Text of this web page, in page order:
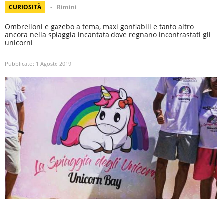
CURIOSITÀ Rimini
Ombrelloni e gazebo a tema, maxi gonfiabili e tanto altro
ancora nella spiaggia incantata dove regnano incontrastati gli
unicorni
Pubblicato: 1 Agosto 2019